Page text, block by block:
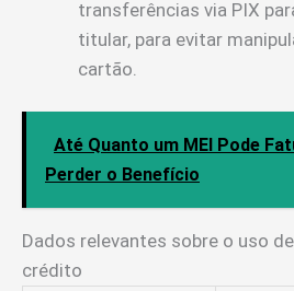
transferências via PIX
titular, para evitar
cartão.
Até Quanto um MEI Pode
Perder o Benefício
Dados relevantes sobre o uso
crédito